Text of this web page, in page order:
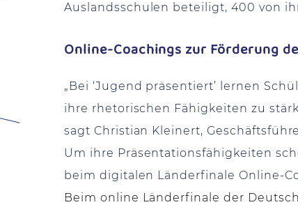
Auslandsschulen beteiligt, 400 von
Online-Coachings zur Förderung
„Bei ‘Jugend präsentiert’ lernen
ihre rhetorischen Fähigkeiten zu
sagt Christian Kleinert,
Um ihre Präsentationsfähigkeiten
beim digitalen Länderfinale Online-
Beim online Länderfinale der